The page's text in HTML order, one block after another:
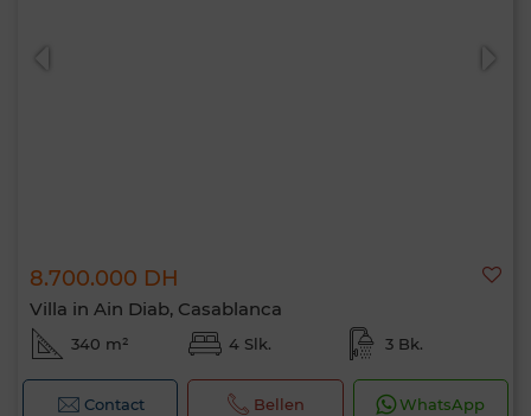
8.700.000 DH
Villa in Ain Diab, Casablanca
340 m² 4 Slk. 3 Bk.
Contact Bellen WhatsApp